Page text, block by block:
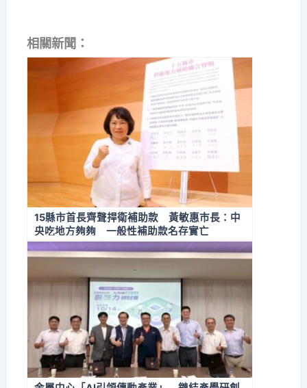
相關新聞：
15縣市首長齊聲捍衛補助款 黃敏惠市長：中
央吃地方夠夠 一般性補助款名存實亡